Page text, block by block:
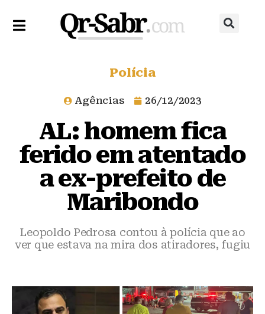
Polícia
Agências 26/12/2023
AL: homem fica
ferido em atentado
a ex-prefeito de
Maribondo
Leopoldo Pedrosa contou à polícia que ao
ver que estava na mira dos atiradores, fugiu